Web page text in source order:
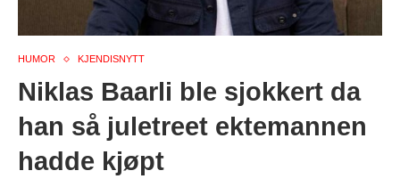
HUMOR KJENDISNYTT
Niklas Baarli ble sjokkert da
han så juletreet ektemannen
hadde kjøpt